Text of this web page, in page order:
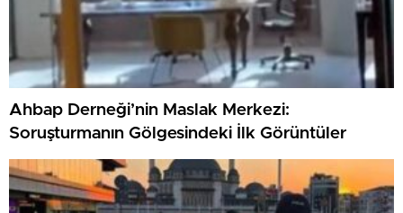
Ahbap Derneği’nin Maslak Merkezi:
Soruşturmanın Gölgesindeki İlk Görüntüler